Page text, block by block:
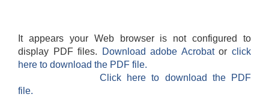
It appears your Web browser is not configured to
display PDF files.
Download adobe Acrobatorclick
here to download the PDF file.
Click here to download the PDF
file.